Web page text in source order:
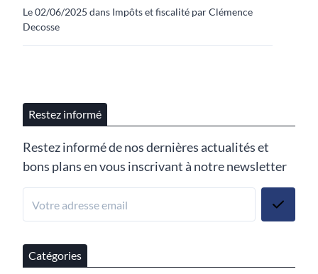
Le 02/06/2025 dans Impôts et fiscalité par Clémence
Decosse
Restez informé
Restez informé de nos dernières actualités et
bons plans en vous inscrivant à notre newsletter
Catégories